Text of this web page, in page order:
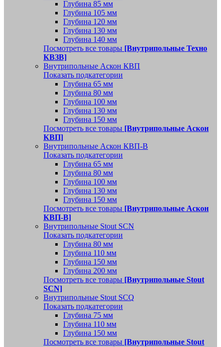
Глубина 85 мм
Глубина 105 мм
Глубина 120 мм
Глубина 130 мм
Глубина 140 мм
Посмотреть все товары [Внутрипольные Техно
КВЗВ]
Внутрипольные Аскон КВП
Показать подкатегории
Глубина 65 мм
Глубина 80 мм
Глубина 100 мм
Глубина 130 мм
Глубина 150 мм
Посмотреть все товары [Внутрипольные Аскон
КВП]
Внутрипольные Аскон КВП-В
Показать подкатегории
Глубина 65 мм
Глубина 80 мм
Глубина 100 мм
Глубина 130 мм
Глубина 150 мм
Посмотреть все товары [Внутрипольные Аскон
КВП-В]
Внутрипольные Stout SCN
Показать подкатегории
Глубина 80 мм
Глубина 110 мм
Глубина 150 мм
Глубина 200 мм
Посмотреть все товары [Внутрипольные Stout
SCN]
Внутрипольные Stout SCQ
Показать подкатегории
Глубина 75 мм
Глубина 110 мм
Глубина 150 мм
Посмотреть все товары [Внутрипольные Stout